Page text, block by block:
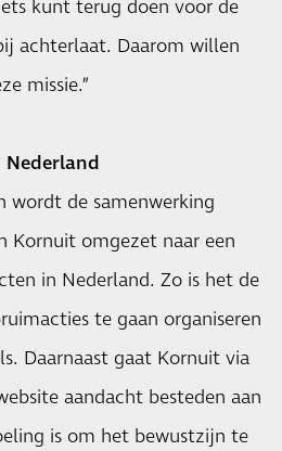
kunt terug doen voor de
achterlaat. Daarom willen
missie.”
wordt de samenwerking
Kornuit omgezet naar een
in Nederland. Zo is het de
te gaan organiseren
Daarnaast gaat Kornuit via
aandacht besteden aan
is om het bewustzijn te